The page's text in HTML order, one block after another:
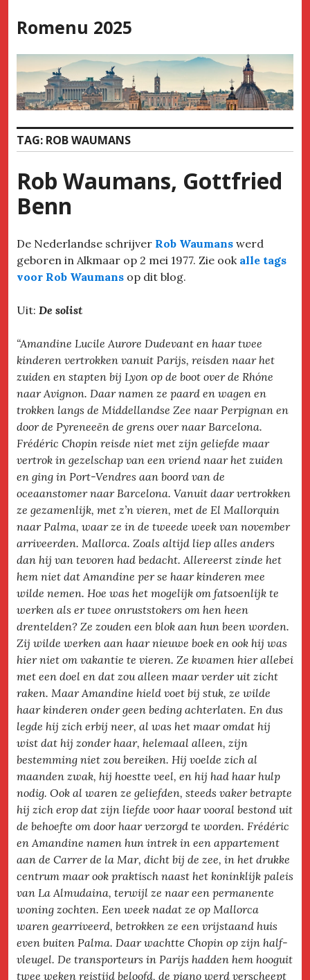
to
Romenu 2025
TAG: ROB WAUMANS
Rob Waumans, Gottfried
Benn
De Nederlandse schrijver Rob Waumans werd
geboren in Alkmaar op 2 mei 1977. Zie ook alle tags
voor Rob Waumans op dit blog.
Uit: De solist
“Amandine Lucile Aurore Dudevant en haar twee
kinderen vertrokken vanuit Parijs, reisden naar het
zuiden en stapten bij Lyon op de boot over de Rhóne
naar Avignon. Daar namen ze paard en wagen en
trokken langs de Middellandse Zee naar Perpignan en
door de Pyreneeën de grens over naar Barcelona.
Frédéric Chopin reisde niet met zijn geliefde maar
vertrok in gezelschap van een vriend naar het zuiden
en ging in Port-Vendres aan boord van de
oceaanstomer naar Barcelona. Vanuit daar vertrokken
ze gezamenlijk, met z’n vieren, met de El Mallorquin
naar Palma, waar ze in de tweede week van november
arriveerden. Mallorca. Zoals altijd liep alles anders
dan hij van tevoren had bedacht. Allereerst zinde het
hem niet dat Amandine per se haar kinderen mee
wilde nemen. Hoe was het mogelijk om fatsoenlijk te
werken als er twee onruststokers om hen heen
drentelden? Ze zouden een blok aan hun been worden.
Zij wilde werken aan haar nieuwe boek en ook hij was
hier niet om vakantie te vieren. Ze kwamen hier allebei
met een doel en dat zou alleen maar verder uit zicht
raken. Maar Amandine hield voet bij stuk, ze wilde
haar kinderen onder geen beding achterlaten. En dus
legde hij zich erbij neer, al was het maar omdat hij
wist dat hij zonder haar, helemaal alleen, zijn
bestemming niet zou bereiken. Hij voelde zich al
maanden zwak, hij hoestte veel, en hij had haar hulp
nodig. Ook al waren ze geliefden, steeds vaker betrapte
hij zich erop dat zijn liefde voor haar vooral bestond uit
de behoefte om door haar verzorgd te worden. Frédéric
en Amandine namen hun intrek in een appartement
aan de Carrer de la Mar, dicht bij de zee, in het drukke
centrum maar ook praktisch naast het koninklijk paleis
van La Almudaina, terwijl ze naar een permanente
woning zochten. Een week nadat ze op Mallorca
waren gearriveerd, betrokken ze een vrijstaand huis
even buiten Palma. Daar wachtte Chopin op zijn half-
vleugel. De transporteurs in Parijs hadden hem hooguit
twee weken reistijd beloofd, de piano werd verscheept